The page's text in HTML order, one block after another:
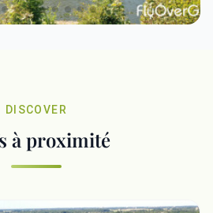
DISCOVER
à proximité